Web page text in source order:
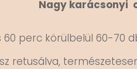
Nagy karácsonyi
60 perc körülbelül 60-70
retusálva,